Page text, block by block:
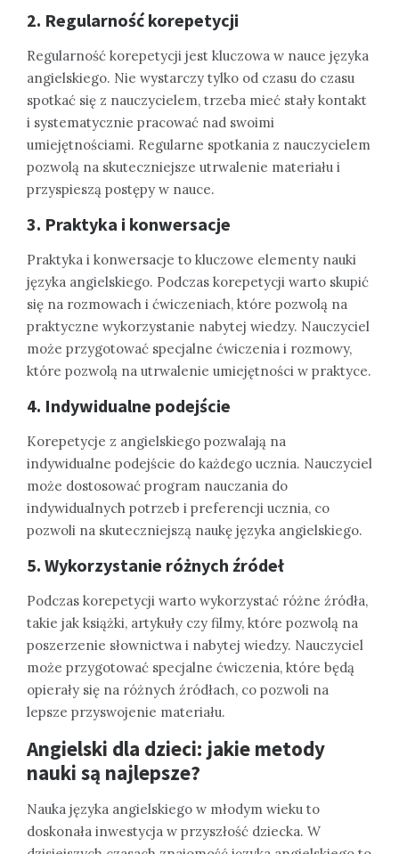
2. Regularność korepetycji
Regularność korepetycji jest kluczowa w nauce języka
angielskiego. Nie wystarczy tylko od czasu do czasu
spotkać się z nauczycielem, trzeba mieć stały kontakt
i systematycznie pracować nad swoimi
umiejętnościami. Regularne spotkania z nauczycielem
pozwolą na skuteczniejsze utrwalenie materiału i
przyspieszą postępy w nauce.
3. Praktyka i konwersacje
Praktyka i konwersacje to kluczowe elementy nauki
języka angielskiego. Podczas korepetycji warto skupić
się na rozmowach i ćwiczeniach, które pozwolą na
praktyczne wykorzystanie nabytej wiedzy. Nauczyciel
może przygotować specjalne ćwiczenia i rozmowy,
które pozwolą na utrwalenie umiejętności w praktyce.
4. Indywidualne podejście
Korepetycje z angielskiego pozwalają na
indywidualne podejście do każdego ucznia. Nauczyciel
może dostosować program nauczania do
indywidualnych potrzeb i preferencji ucznia, co
pozwoli na skuteczniejszą naukę języka angielskiego.
5. Wykorzystanie różnych źródeł
Podczas korepetycji warto wykorzystać różne źródła,
takie jak książki, artykuły czy filmy, które pozwolą na
poszerzenie słownictwa i nabytej wiedzy. Nauczyciel
może przygotować specjalne ćwiczenia, które będą
opierały się na różnych źródłach, co pozwoli na
lepsze przyswojenie materiału.
Angielski dla dzieci: jakie metody
nauki są najlepsze?
Nauka języka angielskiego w młodym wieku to
doskonała inwestycja w przyszłość dziecka. W